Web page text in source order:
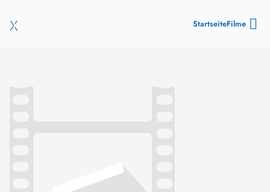
StartseiteFilme